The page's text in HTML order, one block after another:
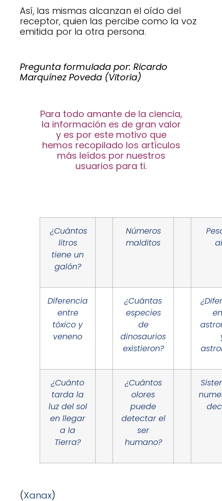
Así, las mismas alcanzan el oído del
receptor, quien las percibe como la voz
emitida por la otra persona.
Pregunta formulada por: Ricardo
Marquínez Poveda (Vitoria)
Para todo amante de la ciencia,
la información es de gran valor
y es por este motivo que
hemos recopilado los artículos
más leídos por nuestros
usuarios para ti.
¿Cuántos
litros
tiene un
galón?
Números
malditos
Diferencia
entre
tóxico y
veneno
¿Cuántas
especies
de
dinosaurios
existieron?
¿Cuánto
tarda la
luz del sol
en llegar
a la
Tierra?
¿Cuántos
olores
puede
detectar el
ser
humano?
(Xanax)